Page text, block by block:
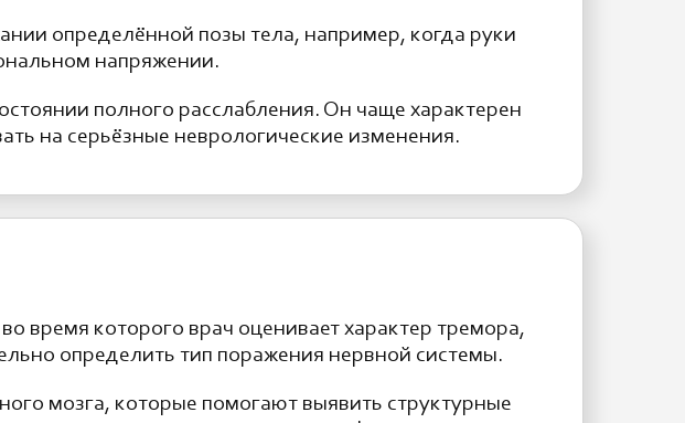
определённой позы тела, например, когда руки
напряжении.
полного расслабления. Он чаще характерен
на серьёзные неврологические изменения.
время которого врач оценивает характер тремора,
определить тип поражения нервной системы.
мозга, которые помогают выявить структурные